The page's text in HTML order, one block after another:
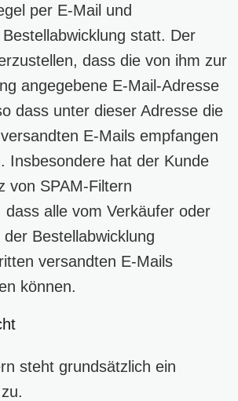
per E-Mail und
statt. Der
dass die von ihm zur
angegebene E-Mail-Adresse
dass unter dieser Adresse die
E-Mails empfangen
Insbesondere hat der Kunde
von SPAM-Filtern
dass alle vom Verkäufer oder
Bestellabwicklung
versandten E-Mails
können.
steht grundsätzlich ein